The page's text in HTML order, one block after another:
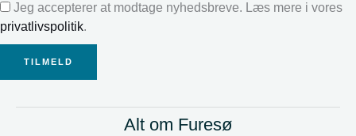
Jeg accepterer at modtage nyhedsbreve. Læs mere i vores
privatlivspolitik.
TILMELD
Alt om Furesø